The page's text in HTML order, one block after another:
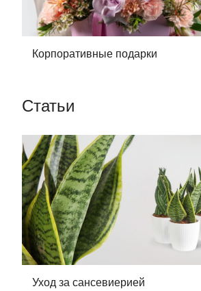
Корпоративные подарки
Статьи
Уход за сансевиерией